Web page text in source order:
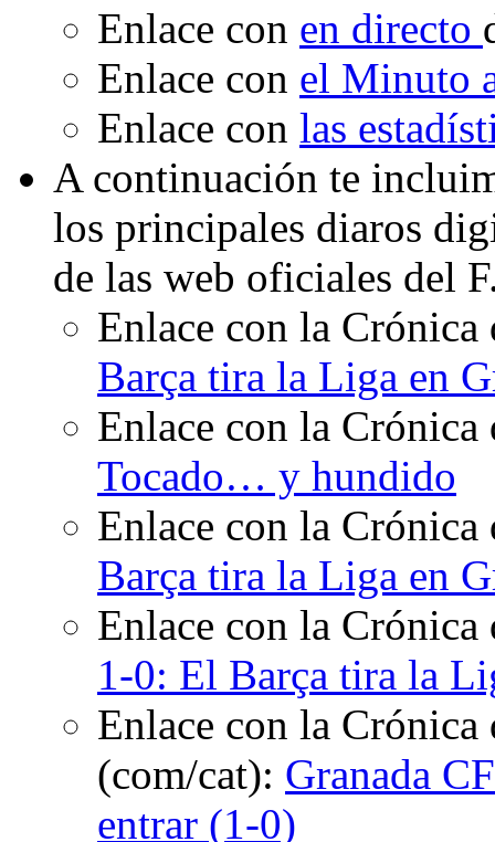
Enlace con en directo
Enlace con el Minuto
Enlace con las
A continuación te
los principales diaros
de las web oficiales del
Enlace con la
Barça tira la Liga en
Enlace con la
Tocado… y hundido
Enlace con la
Barça tira la Liga en
Enlace con la
1-0: El Barça tira la
Enlace con la Crónica
(com/cat): Granada
entrar (1-0)